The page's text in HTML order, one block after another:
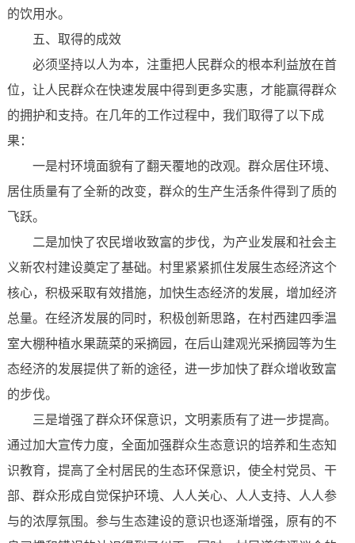
的饮用水。
五、取得的成效
必须坚持以人为本，注重把人民群众的根本利益放在首
位，让人民群众在快速发展中得到更多实惠，才能赢得群众
的拥护和支持。在几年的工作过程中，我们取得了以下成
果：
一是村环境面貌有了翻天覆地的改观。群众居住环境、
居住质量有了全新的改变，群众的生产生活条件得到了质的
飞跃。
二是加快了农民增收致富的步伐，为产业发展和社会主
义新农村建设奠定了基础。村里紧紧抓住发展生态经济这个
核心，积极采取有效措施，加快生态经济的发展，增加经济
总量。在经济发展的同时，积极创新思路，在村西建四季温
室大棚种植水果蔬菜的采摘园，在后山建观光采摘园等为生
态经济的发展提供了新的途径，进一步加快了群众增收致富
的步伐。
三是增强了群众环保意识，文明素质有了进一步提高。
通过加大宣传力度，全面加强群众生态意识的培养和生态知
识教育，提高了全村居民的生态环保意识，使全村党员、干
部、群众形成自觉保护环境、人人关心、人人支持、人人参
与的浓厚氛围。参与生态建设的意识也逐渐增强，原有的不